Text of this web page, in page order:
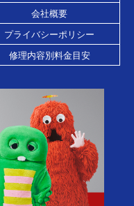
会社概要
プライバシーポリシー
修理内容別料金目安